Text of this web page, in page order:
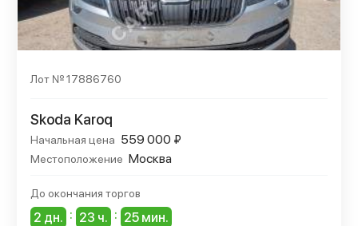
Лот № 17886760
Skoda Karoq
Начальная цена 559 000 ₽
Местоположение Москва
До окончания торгов
2 дн. : 23 ч. : 25 мин.